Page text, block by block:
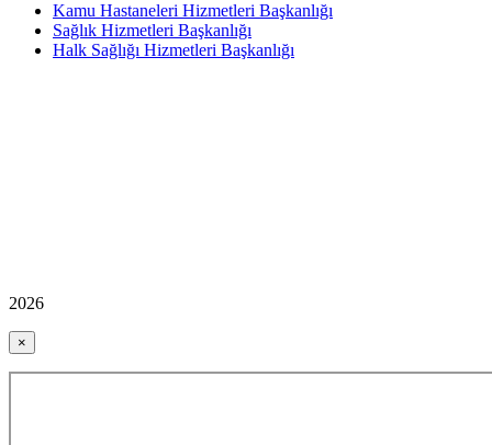
Kamu Hastaneleri Hizmetleri Başkanlığı
Sağlık Hizmetleri Başkanlığı
Halk Sağlığı Hizmetleri Başkanlığı
2026
×